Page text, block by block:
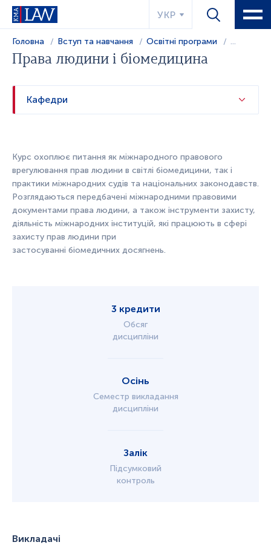
УКР
Головна Вступ та навчання Освітні програми ...
Права людини і біомедицина
Кафедри
Курс охоплює питання як міжнародного правового
врегулювання прав людини в світлі біомедицини, так і
практики міжнародних судів та національних законодавств.
Розглядаються передбачені міжнародними правовими
документами права людини, а також інструменти захисту,
діяльність міжнародних інституцій, які працюють в сфері
захисту прав людини при
застосуванні біомедичних досягнень.
3 кредити
Обсяг
дисципліни
Осінь
Семестр викладання
дисципліни
Залік
Підсумковий
контроль
Викладачі